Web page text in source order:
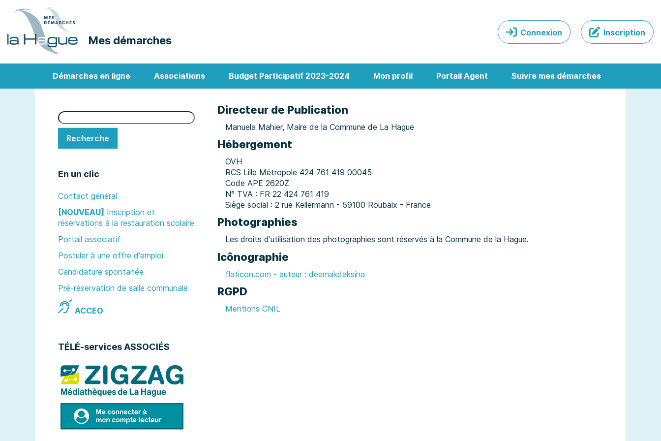
Mes démarches
Connexion Inscription
Démarches en ligne Associations Budget Participatif 2023-2024 Mon profil Portail Agent Suivre mes démarches
Recherche
Recherche
En un clic
Contact général
[NOUVEAU] Inscription et
réservations à la restauration scolaire
Portail associatif
Postuler à une offre d'emploi
Candidature spontanée
Pré-réservation de salle communale
ACCEO
TÉLÉ-services ASSOCIÉS
Directeur de Publication
Manuela Mahier, Maire de la Commune de La Hague
Hébergement
OVH
RCS Lille Métropole 424 761 419 00045
Code APE 2620Z
N° TVA : FR 22 424 761 419
Siège social : 2 rue Kellermann - 59100 Roubaix - France
Photographies
Les droits d'utilisation des photographies sont réservés à la Commune de la Hague.
Icônographie
flaticon.com - auteur : deemakdaksina
RGPD
Mentions CNIL